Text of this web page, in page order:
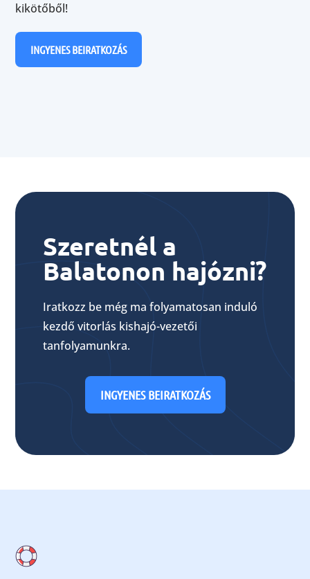
kikötőből!
INGYENES BEIRATKOZÁS
Szeretnél a
Balatonon hajózni?
Iratkozz be még ma folyamatosan induló
kezdő vitorlás kishajó-vezetői
tanfolyamunkra.
INGYENES BEIRATKOZÁS